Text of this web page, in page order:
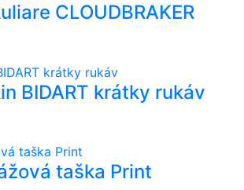
CLOUDBRAKER
BIDART krátky rukáv
taška Print